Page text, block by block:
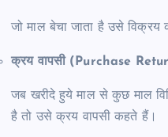
जो माल बेचा जाता है उसे विक्रय
क्रय वापसी (Purchase
जब खरीदे हुये माल से कुछ माल
है तो उसे क्रय वापसी कहते हैं।